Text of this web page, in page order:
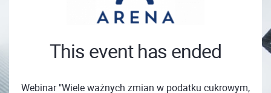
This event has ended
Webinar "Wiele ważnych zmian w podatku cukrowym,